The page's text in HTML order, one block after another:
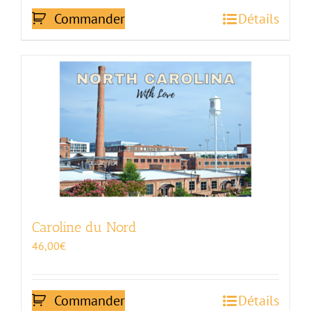
Commander Détails
Caroline du Nord
46,00€
Commander Détails